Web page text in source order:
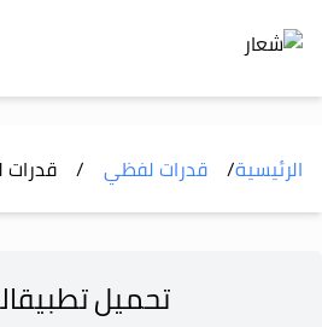
الرئيسية/ قدرات لفظي / قدرات
تحميل تطبيق